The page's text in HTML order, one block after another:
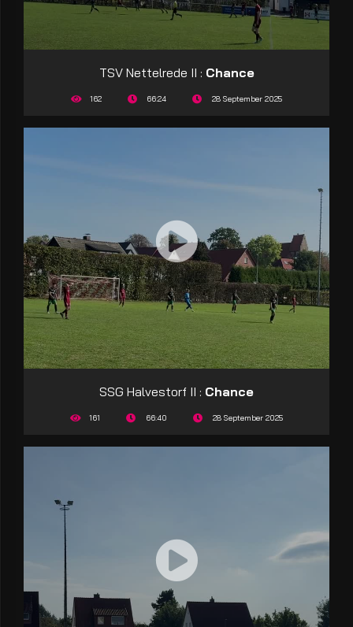
TSV Nettelrede II : Chance
162 66:24 28 September 2025
SSG Halvestorf II : Chance
161 66:40 28 September 2025